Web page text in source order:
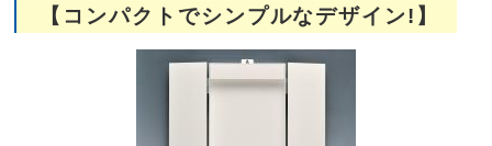
【コンパクトでシンプルなデザイン!】